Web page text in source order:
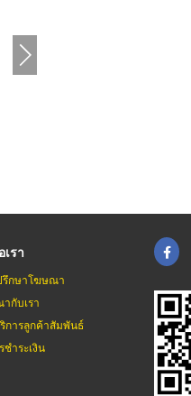
รา
กษาโฆษณา
กับเรา
การลูกค้าสัมพันธ์
ชำระเงิน